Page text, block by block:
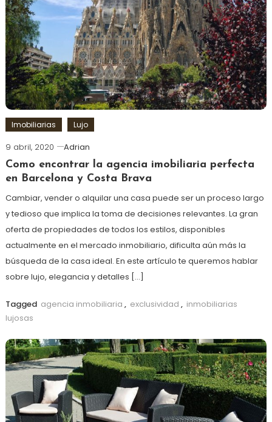
Imobiliarias Lujo
9 abril, 2020
Adrian
Como encontrar la agencia imobiliaria perfecta
en Barcelona y Costa Brava
Cambiar, vender o alquilar una casa puede ser un proceso largo
y tedioso que implica la toma de decisiones relevantes. La gran
oferta de propiedades de todos los estilos, disponibles
actualmente en el mercado inmobiliario, dificulta aún más la
búsqueda de la casa ideal. En este artículo te queremos hablar
sobre lujo, elegancia y detalles […]
Tagged agencia inmobiliaria , exclusividad , inmobiliarias
lujosas
más